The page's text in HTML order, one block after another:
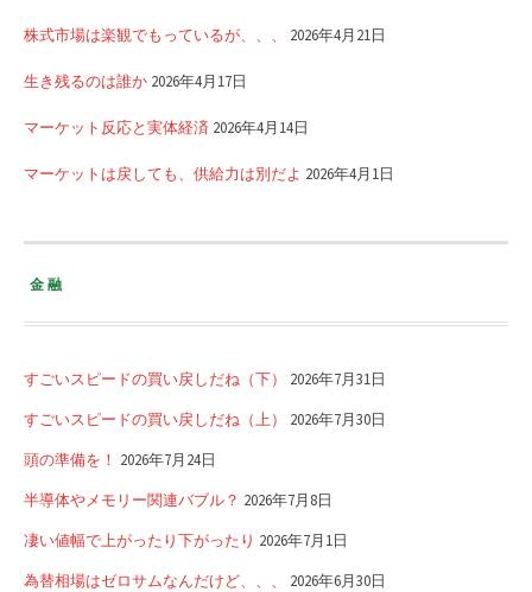
株式市場は楽観でもっているが、、、 2026年4月21日
生き残るのは誰か 2026年4月17日
マーケット反応と実体経済 2026年4月14日
マーケットは戻しても、供給力は別だよ 2026年4月1日
金融
すごいスピードの買い戻しだね（下） 2026年7月31日
すごいスピードの買い戻しだね（上） 2026年7月30日
頭の準備を！ 2026年7月24日
半導体やメモリー関連バブル？ 2026年7月8日
凄い値幅で上がったり下がったり 2026年7月1日
為替相場はゼロサムなんだけど、、、 2026年6月30日